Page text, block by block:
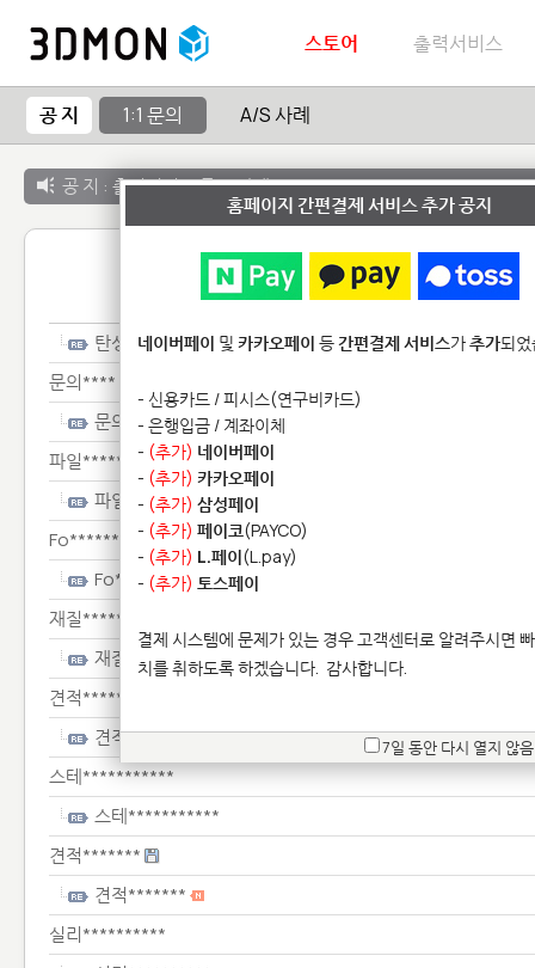
스토어 출력서비스
공 지 1:1 문의 A/S 사례
공 지 : 출력서비스 종료 안내
1:1 문
탄성*************************************
문의****
문의****
파일***********
파일***********
Fo**************
Fo**************
재질********************
재질********************
견적******
견적******
스테***********
스테***********
견적*******
견적*******
실리**********
홈페이지 간편결제 서비스 추가 공지
네이버페이 및 카카오페이 등간편결제 서비스가추가되
- 신용카드 / 피시스(연구비카드)
- 은행입금 / 계좌이체
- (추가) 네이버페이
- (추가) 카카오페이
- (추가) 삼성페이
- (추가) 페이코(PAYCO)
- (추가) L.페이(L.pay)
- (추가) 토스페이
결제 시스템에 문제가 있는 경우 고객센터로 알려주시면
치를 취하도록 하겠습니다. 감사합니다.
7일 동안 다시 열지 않음